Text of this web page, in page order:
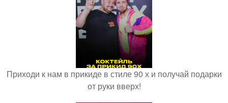
Приходи к нам в прикиде в стиле 90 х и получай подарки
от руки вверх!